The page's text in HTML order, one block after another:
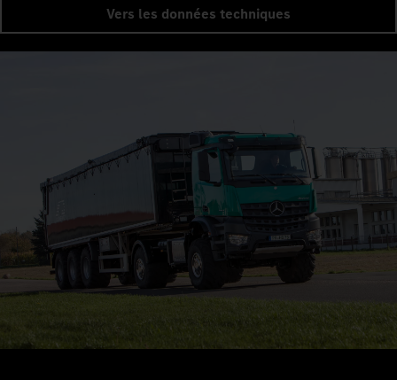
Vers les données techniques